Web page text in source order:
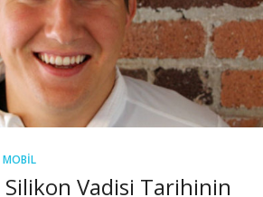
MOBIL
Silikon Vadisi Tarihinin